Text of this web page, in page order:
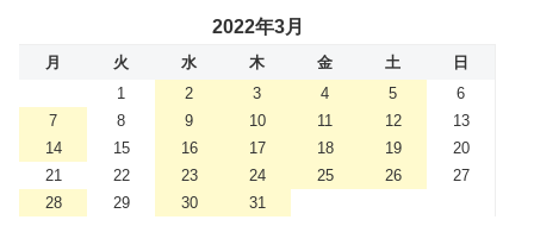
2022年3月
月 火 水 木 金 土
日
1
2 3 4 5
6
7
8 9 10 11 12
13
14
15 16 17 18 19
20
21
22 23 24 25 26
27
28
29 30 31